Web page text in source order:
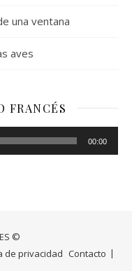
una ventana
aves
FRANCÉS
00:00
©
de privacidad Contacto